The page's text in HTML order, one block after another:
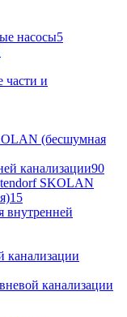
насосы5
части и
(бесшумная
канализации90
SKOLAN
15
внутренней
канализации
канализации